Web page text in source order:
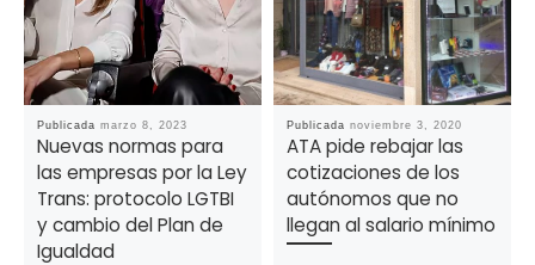
Publicada marzo 8, 2023
Nuevas normas para
las empresas por la Ley
Trans: protocolo LGTBI
y cambio del Plan de
Igualdad
Publicada noviembre 3, 2020
ATA pide rebajar las
cotizaciones de los
autónomos que no
llegan al salario mínimo